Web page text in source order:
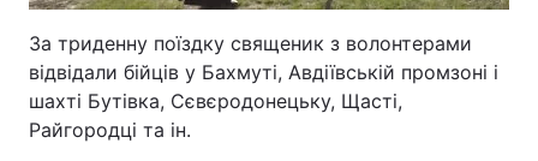
За триденну поїздку священик з волонтерами
відвідали бійців у Бахмуті, Авдіївській промзоні і
шахті Бутівка, Сєвєродонецьку, Щасті,
Райгородці та ін.